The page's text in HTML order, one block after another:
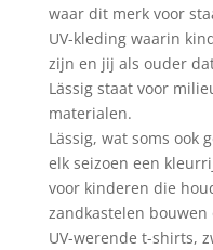
waar dit merk voor
UV-kleding waarin
zijn en jij als ouder
Lässig staat voor
materialen.
Lässig, wat soms ook
elk seizoen een
voor kinderen die
zandkastelen
UV-werende t-shirts,